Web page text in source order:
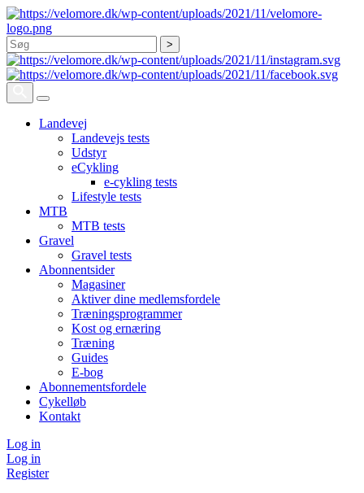
Søg
Landevej
Landevejs tests
Udstyr
eCykling
e-cykling tests
Lifestyle tests
MTB
MTB tests
Gravel
Gravel tests
Abonnentsider
Magasiner
Aktiver dine medlemsfordele
Træningsprogrammer
Kost og ernæring
Træning
Guides
E-bog
Abonnementsfordele
Cykelløb
Kontakt
Log in
Log in
Register